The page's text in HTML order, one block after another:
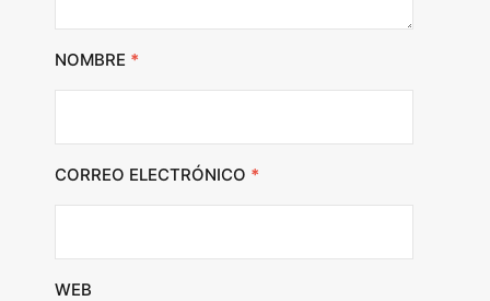
NOMBRE *
CORREO ELECTRÓNICO *
WEB